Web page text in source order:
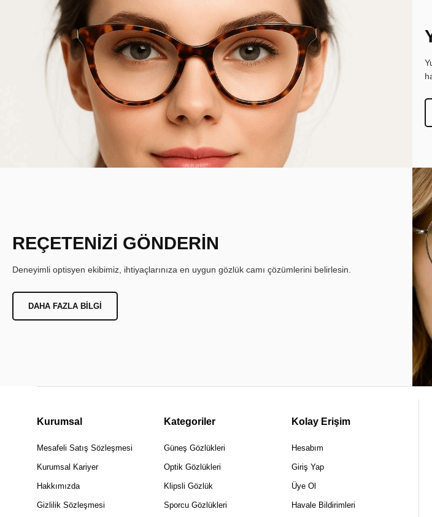
REÇETENİZİ GÖNDERİN
Deneyimli optisyen ekibimiz, ihtiyaçlarınıza en uygun gözlük camı çözümlerini belirlesin.
DAHA FAZLA BILGI
Kurumsal
Mesafeli Satış Sözleşmesi
Kurumsal Kariyer
Hakkımızda
Gizlilik Sözleşmesi
Kategoriler
Güneş Gözlükleri
Optik Gözlükleri
Klipsli Gözlük
Sporcu Gözlükleri
Kolay Erişim
Hesabım
Giriş Yap
Üye Ol
Havale Bildirimleri